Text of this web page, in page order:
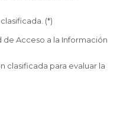
(*)
Acceso a la Información
clasificada para evaluar la